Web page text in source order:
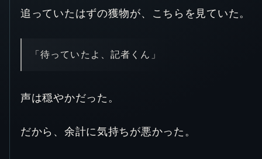
追っていたはずの獲物が、こちらを見ていた。
「待っていたよ、記者くん」
声は穏やかだった。
だから、余計に気持ちが悪かった。